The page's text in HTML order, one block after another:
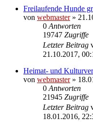
Freilaufende Hunde
von webmaster»
0 Antworten
19747 Zugriffe
Letzter Beitrag
21.10.2017,
Heimat- und
von webmaster»
0 Antworten
21945 Zugriffe
Letzter Beitrag
18.01.2016,